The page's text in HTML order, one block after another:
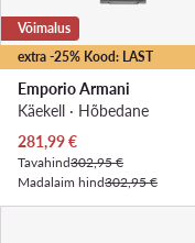
extra -25% Kood: LAST
Võimalus
Emporio Armani
Käekell · Hõbedane
Praegune hind
281,99€
Tavahind302,95 €
Madalaim hind302,95 €